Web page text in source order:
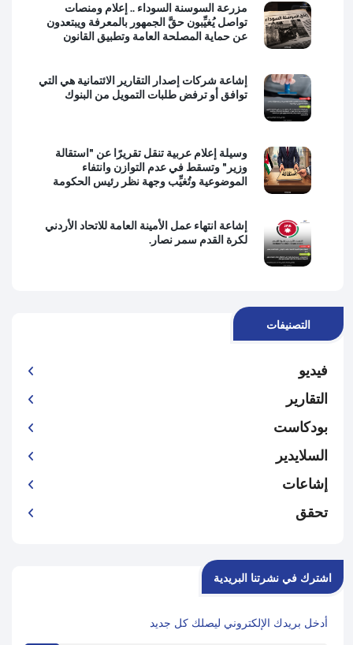
مزرعة السوسنة السوداء .. إعلام ومنصات
تواصل يُغيِّبون حقَّ الجمهور بالمعرفة ويبتعدون
عن حماية المصلحة العامة وتطبيق القانون
إشاعة شركات إصدار التقارير الائتمانية هي التي
توافق أو ترفض طلبات التمويل من البنوك
وسيلة إعلام عربية تنقل تقريرًا عن "استقالة
وزير" وتسقط في عدم التوازن وانتفاء
الموضوعية وتُغيِّب وجهة نظر رئيس الحكومة
إشاعة انتهاء عمل الأمينة العامة للاتحاد الأردني
لكرة القدم سمر نصار.
التصنيفات
فيديو
التقارير
بودكاست
السلايدير
إشاعات
تحقق
اشترك في نشرتنا البريدية
أدخل بريدك الإلكتروني ليصلك كل جديد